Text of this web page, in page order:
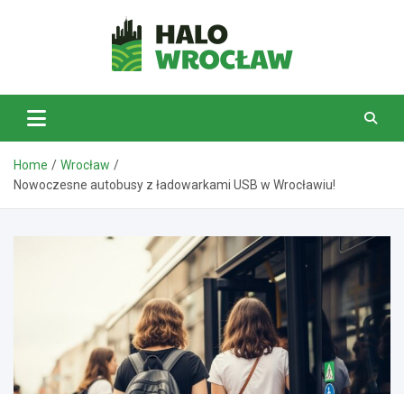
HaloWrocław.pl
Home
Wrocław
Nowoczesne autobusy z ładowarkami USB w Wrocławiu!